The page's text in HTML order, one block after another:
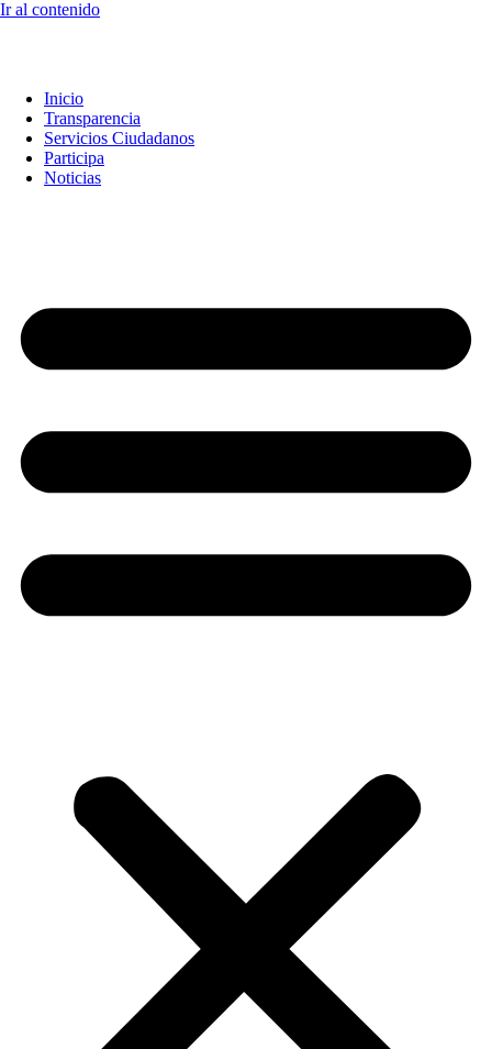
Ir al contenido
Inicio
Transparencia
Servicios Ciudadanos
Participa
Noticias